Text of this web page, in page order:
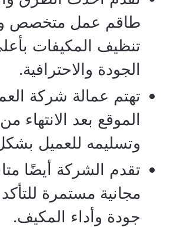
طاقم عمل متخصص
تنظيف المكيفات
الجودة والاحترافية.
تهتم عمالة شركة
الموقع بعد الانتهاء
وتسليمه للعميل
تقدم الشركة أيضًا
مجانية مستمرة
جودة وأداء المكيف.